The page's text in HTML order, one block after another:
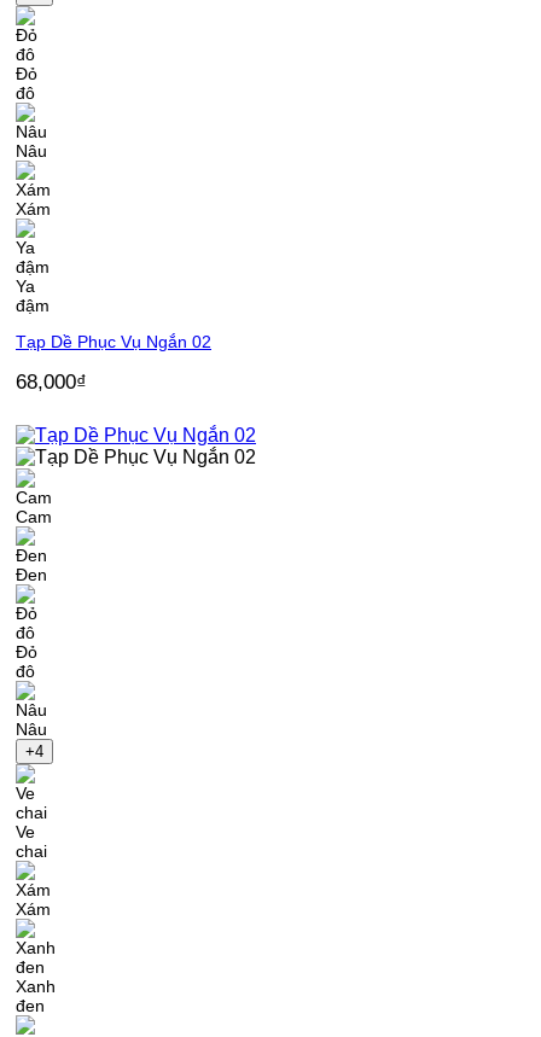
Đỏ
đô
Nâu
Xám
Ya
đậm
Tạp Dề Phục Vụ Ngắn 02
68,000₫
Cam
Đen
Đỏ
đô
Nâu
+4
Ve
chai
Xám
Xanh
đen